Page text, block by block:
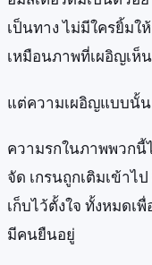
เป็นทาง ไม่มีใครยิ้มใ
เหมือนภาพที่เผอิญเห็
แต่ความเผอิญแบบนั้
ความรกในภาพพวกนี้
จัด เกรนถูกเติมเข้าไ
เก็บไว้ตั้งใจ ทั้งหมดเ
มีคนยืนอยู่